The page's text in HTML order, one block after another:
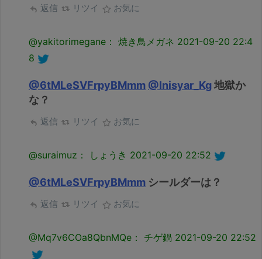
返信 リツイ お気に
@yakitorimegane： 焼き鳥メガネ 2021-09-20 22:4
8
@6tMLeSVFrpyBMmm @Inisyar_Kg地獄か
な？
返信 リツイ お気に
@suraimuz： しょうき 2021-09-20 22:52
@6tMLeSVFrpyBMmm シールダーは？
返信 リツイ お気に
@Mq7v6COa8QbnMQe： チゲ鍋 2021-09-20 22:52